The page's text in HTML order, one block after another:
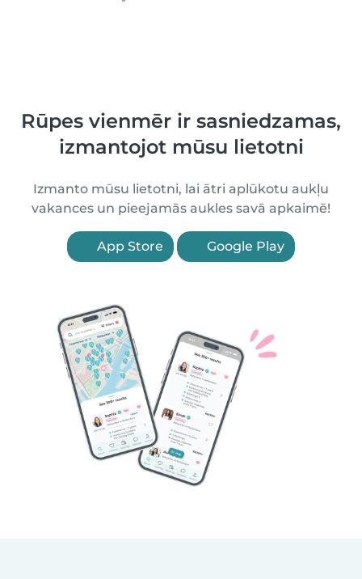
Rūpes vienmēr ir sasniedzamas,
izmantojot mūsu lietotni
Izmanto mūsu lietotni, lai ātri aplūkotu aukļu
vakances un pieejamās aukles savā apkaimē!
App Store Google Play